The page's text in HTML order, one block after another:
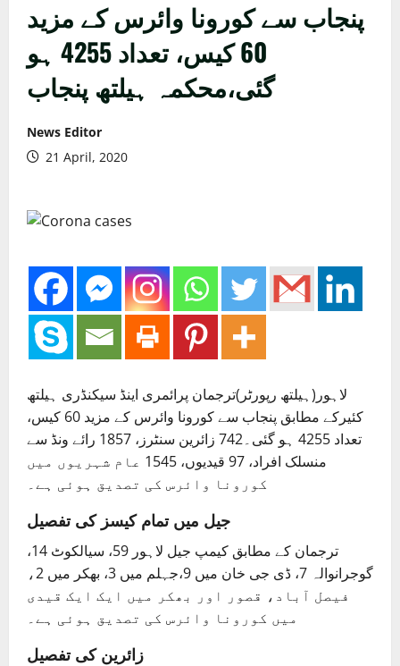
پنجاب سے کورونا وائرس کے مزید
60 کیس، تعداد 4255 ہو
گئی،محکمہ ہیلتھ پنجاب
News Editor
21 April, 2020
لاہور(ہیلتھ رپورٹر)ترجمان پرائمری اینڈ سیکنڈری ہیلتھ
کئیرکے مطابق پنجاب سے کورونا وائرس کے مزید 60 کیس،
تعداد 4255 ہو گئی۔742 زائرین سنٹرز، 1857 رائے ونڈ سے
منسلک افراد، 97 قیدیوں، 1545 عام شہریوں میں
کورونا وائرس کی تصدیق ہوئی ہے۔
جیل میں تمام کیسز کی تفصیل
ترجمان کے مطابق کیمپ جیل لاہور 59، سیالکوٹ 14،
گوجرانوالہ 7، ڈی جی خان میں 9،جہلم میں 3، بھکر میں 2،
فیصل آباد، قصور اور بھکر میں ایک ایک قیدی
میں کورونا وائرس کی تصدیق ہوئی ہے۔
زائرین کی تفصیل